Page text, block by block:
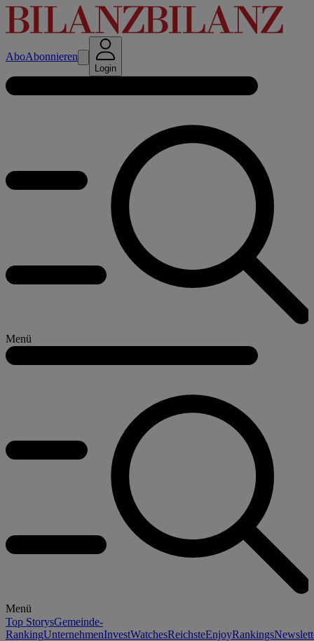
AboAbonnieren
Login
Menü
Menü
Top StorysGemeinde-
RankingUnternehmenInvestWatchesReichsteEnjoyRankings